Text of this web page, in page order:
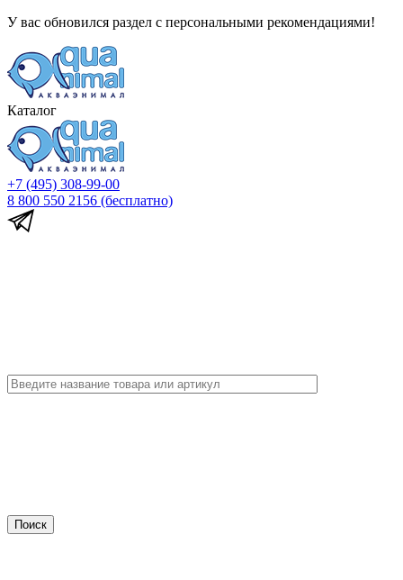
У вас обновился раздел с персональными рекомендациями!
Каталог
+7 (495) 308-99-00
8 800 550 2156 (бесплатно)